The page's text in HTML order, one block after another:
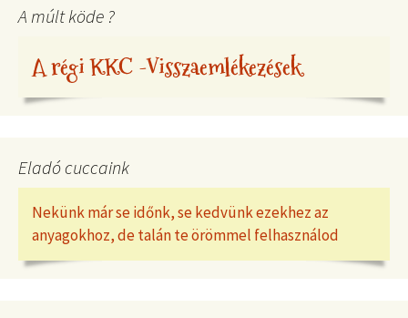
A múlt köde ?
A régi KKC -Visszaemlékezések
Eladó cuccaink
Nekünk már se időnk, se kedvünk ezekhez az
anyagokhoz, de talán te örömmel felhasználod